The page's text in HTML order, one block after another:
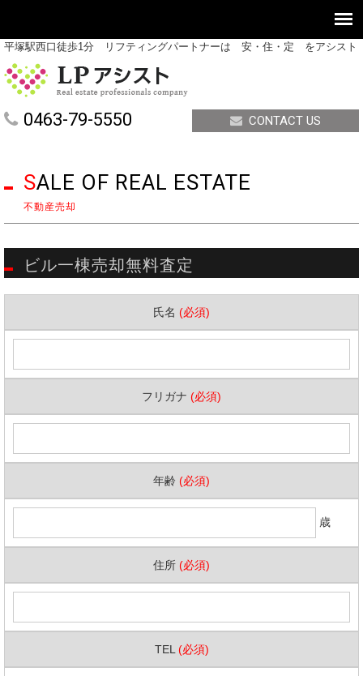
平塚駅西口徒歩1分 リフティングパートナーは 安・住・定 をアシスト
0463-79-5550 CONTACT US
SALE OF REAL ESTATE
不動産売却
ビル一棟売却無料査定
氏名 (必須)
フリガナ (必須)
年齢 (必須)
歳
住所 (必須)
TEL (必須)